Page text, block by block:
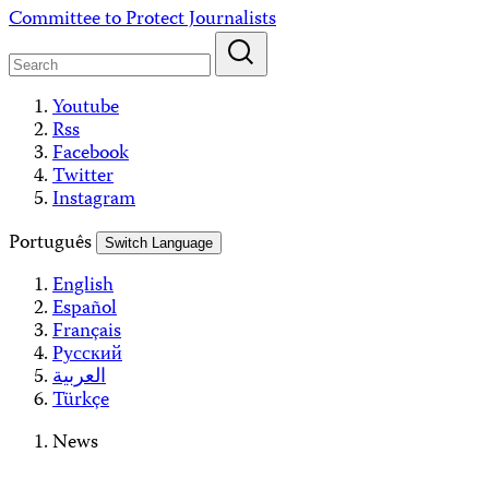
Skip
content
Committee to Protect Journalists
Youtube
Rss
Facebook
Twitter
Instagram
Português
Switch Language
English
Español
Français
Русский
العربية
Türkçe
News